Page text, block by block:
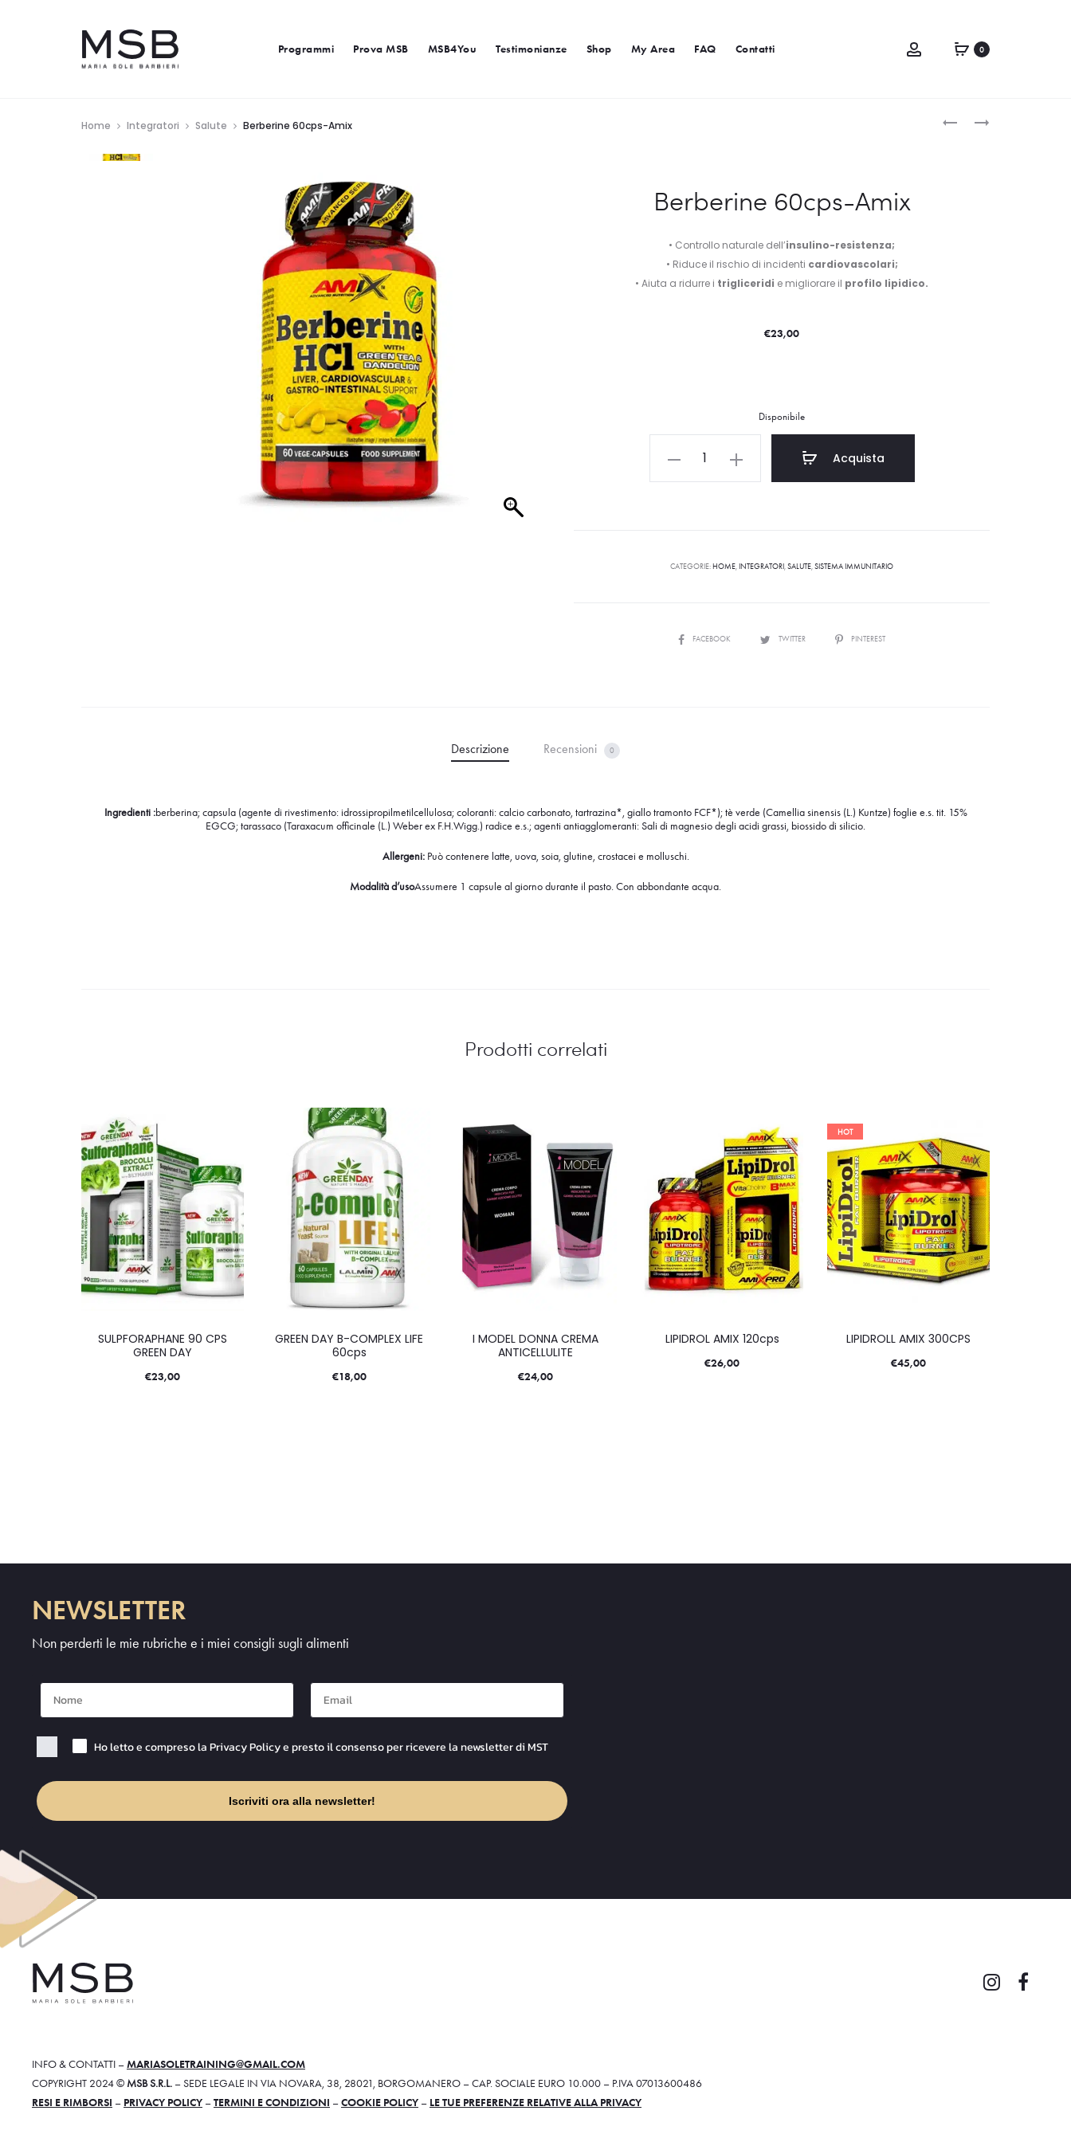
Programmi Prova MSB MSB4You Testimonianze Shop My Area FAQ Contatti 0
Home Integratori Salute Berberine 60cps-Amix
Berberine 60cps-Amix
• Controllo naturale dell’insulino-resistenza;
• Riduce il rischio di incidenti cardiovascolari;
• Aiuta a ridurre i trigliceridi e migliorare il profilo lipidico.
€23,00
Disponibile
Acquista
CATEGORIE:HOME,INTEGRATORI,SALUTE,SISTEMA IMMUNITARIO
FACEBOOK TWITTER PINTEREST
Descrizione Recensioni 0
Ingredienti :berberina; capsula (agente di rivestimento: idrossipropilmetilcellulosa; coloranti: calcio carbonato, tartrazina*, giallo tramonto FCF*); tè verde (Camellia sinensis (L.) Kuntze) foglie e.s. tit. 15%
EGCG; tarassaco (Taraxacum officinale (L.) Weber ex F.H.Wigg.) radice e.s.; agenti antiagglomeranti: Sali di magnesio degli acidi grassi, biossido di silicio.
Allergeni:Può contenere latte, uova, soia, glutine, crostacei e molluschi.
Modalità d’usoAssumere 1 capsule al giorno durante il pasto. Con abbondante acqua.
Prodotti correlati
SULPFORAPHANE 90 CPS
GREEN DAY
€23,00
GREEN DAY B-COMPLEX LIFE
60cps
€18,00
I MODEL DONNA CREMA
ANTICELLULITE
€24,00
LIPIDROL AMIX 120cps
€26,00
HOT
LIPIDROLL AMIX 300CPS
€45,00
NEWSLETTER
Non perderti le mie rubriche e i miei consigli sugli alimenti
Nome Mail
Checkbox PrivacyHo letto e compreso la Privacy Policy e presto il consenso per ricevere la newsletter di MST
Iscriviti ora alla newsletter!
INFO & CONTATTI –MARIASOLETRAINING@GMAIL.COM
COPYRIGHT 2024 © MSB S.R.L. – SEDE LEGALE IN VIA NOVARA, 38, 28021, BORGOMANERO – CAP. SOCIALE EURO 10.000 – P.IVA 07013600486
RESI E RIMBORSI – PRIVACY POLICY –TERMINI E CONDIZIONI –COOKIE POLICY – LE TUE PREFERENZE RELATIVE ALLA PRIVACY